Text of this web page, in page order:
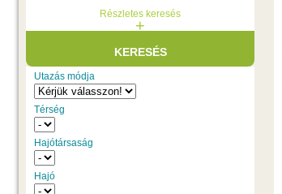
Részletes keresés
+
Utazás módja
Térség
Hajótársaság
Hajó